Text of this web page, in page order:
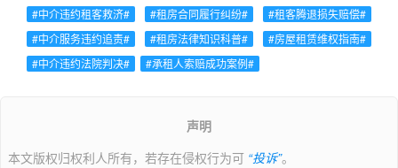
#中介违约租客救济#
#租房合同履行纠纷#
#租客腾退损失赔偿#
#中介服务违约追责#
#租房法律知识科普#
#房屋租赁维权指南#
#中介违约法院判决#
#承租人索赔成功案例#
声明
本文版权归权利人所有，若存在侵权行为可 “投诉”。